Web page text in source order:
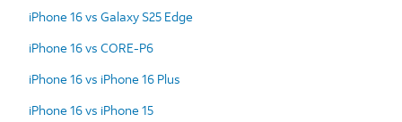
iPhone 16 vs Galaxy S25 Edge
iPhone 16 vs CORE-P6
iPhone 16 vs iPhone 16 Plus
iPhone 16 vs iPhone 15